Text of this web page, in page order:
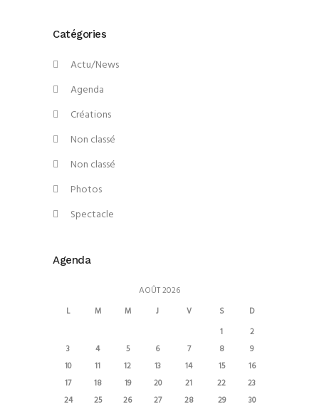
Catégories
Actu/News
Agenda
Créations
Non classé
Non classé
Photos
Spectacle
Agenda
AOÛT 2026
L M M J V S
D
1
2
3
4 5 6 7 8
9
10
11 12 13 14 15
16
17
18 19 20 21 22
23
24
25 26 27 28 29 30